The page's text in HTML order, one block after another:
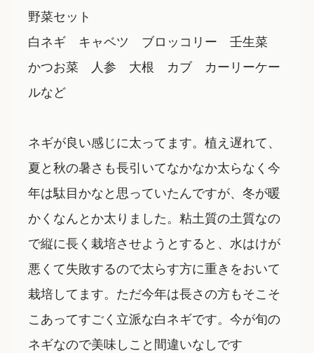
野菜セット
白ネギ キャベツ ブロッコリー 壬生菜
かつお菜 人参 大根 カブ カーリーケー
ルなど
ネギが良い感じに太ってます。植え遅れて、
夏と秋の暑さも長引いてなかなか太らなく今
年は駄目かなと思っていたんですが、冬が暖
かくなんとか太りました。粘土質の土質なの
で縦に長く栽培させようとすると、水はけが
悪くて失敗するので太らす方に重きをおいて
栽培してます。ただ今年は長さの方もそこそ
こあってすごく立派な白ネギです。今が旬の
ネギなので美味しこと間違いなしです